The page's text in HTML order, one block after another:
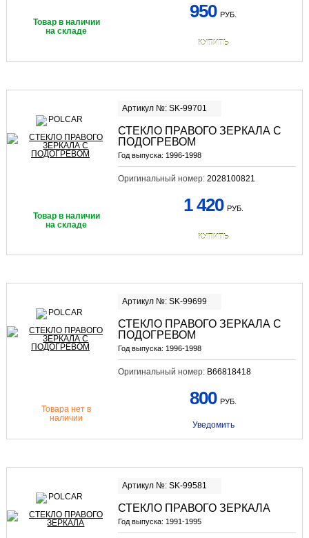
Товар в наличии
на складе
950 РУБ.
КУПИТЬ
Артикул №: SK-99701
СТЕКЛО ПРАВОГО ЗЕРКАЛА С
ПОДОГРЕВОМ
Год выпуска: 1996-1998
Оригинальный номер: 2028100821
Товар в наличии
на складе
1 420 РУБ.
КУПИТЬ
Артикул №: SK-99699
СТЕКЛО ПРАВОГО ЗЕРКАЛА С
ПОДОГРЕВОМ
Год выпуска: 1996-1998
Оригинальный номер: B66818418
Товара нет в
наличии
800 РУБ.
Уведомить
Артикул №: SK-99581
СТЕКЛО ПРАВОГО ЗЕРКАЛА
Год выпуска: 1991-1995